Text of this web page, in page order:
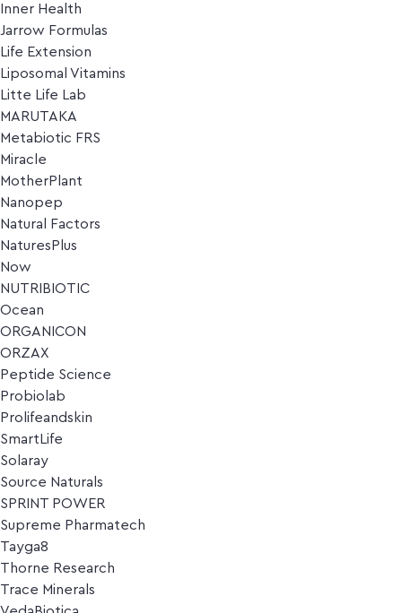
Inner Health
Jarrow Formulas
Life Extension
Liposomal Vitamins
Litte Life Lab
MARUTAKA
Metabiotic FRS
Miracle
MotherPlant
Nanopep
Natural Factors
NaturesPlus
Now
NUTRIBIOTIC
Ocean
ORGANICON
ORZAX
Peptide Science
Probiolab
Prolifeandskin
SmartLife
Solaray
Source Naturals
SPRINT POWER
Supreme Pharmatech
Tayga8
Thorne Research
Trace Minerals